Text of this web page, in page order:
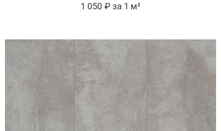
1 050 ₽ за 1 м²